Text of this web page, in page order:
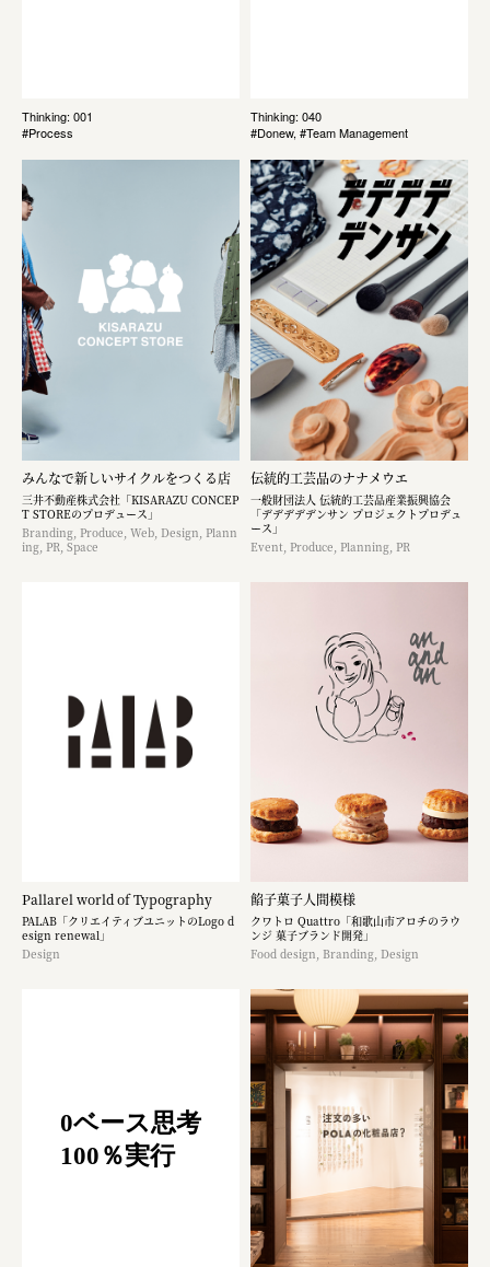
Thinking: 001
#Process
Thinking: 040
#Donew, #Team Management
みんなで新しいサイクルをつくる店
三井不動産株式会社「KISARAZU CONCEP
T STOREのプロデュース」
Branding, Produce, Web, Design, Plann
ing, PR, Space
伝統的工芸品のナナメウエ
一般財団法人 伝統的工芸品産業振興協会
「デデデデデンサン プロジェクトプロデュ
ース」
Event, Produce, Planning, PR
Pallarel world of Typography
PALAB「クリエイティブユニットのLogo d
esign renewal」
Design
餡子菓子人間模様
クワトロ Quattro「和歌山市アロチのラウ
ンジ 菓子ブランド開発」
Food design, Branding, Design
0ベース思考
100％実行